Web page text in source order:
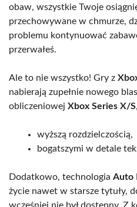
obaw, wszystkie Twoje
przechowywane w chmurze,
problemu kontynuować
przerwałeś.
Ale to nie wszystko! Gry z
nabierają zupełnie nowego
obliczeniowej Xbox Series X/S
wyższą rozdzielczością,
bogatszymi w detale
Dodatkowo, technologia Auto
życie nawet w starsze tytuły,